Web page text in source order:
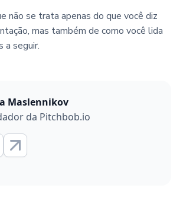
não se trata apenas do que você diz
mas também de como você lida
a seguir.
Maslennikov
da Pitchbob.io